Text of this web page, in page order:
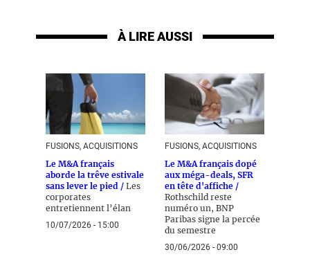
À LIRE AUSSI
FUSIONS, ACQUISITIONS
Le M&A français
aborde la trêve estivale
sans lever le pied / Les
corporates
entretiennent l’élan
10/07/2026 - 15:00
FUSIONS, ACQUISITIONS
Le M&A français dopé
aux méga-deals, SFR
en tête d'affiche /
Rothschild reste
numéro un, BNP
Paribas signe la percée
du semestre
30/06/2026 - 09:00